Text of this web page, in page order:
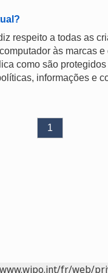
respeito a todas as
às marcas
como são
informações e
1
fr/web/